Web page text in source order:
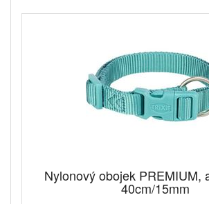
Nylonový obojek PREMIUM,
40cm/15mm